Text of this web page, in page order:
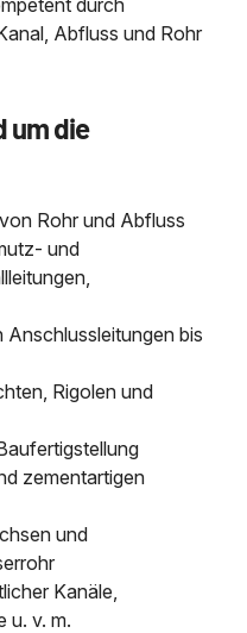
durch
Abfluss und Rohr
um die
Rohr und Abfluss
und
bis
Rigolen und
zementartigen
und
Kanäle,
u. v. m.